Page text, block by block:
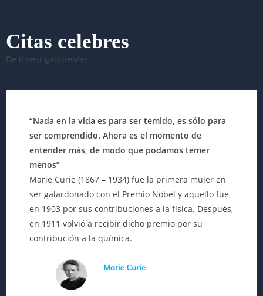
Citas celebres
De investigadores/as
“Nada en la vida es para ser temido, es sólo para
ser comprendido. Ahora es el momento de
entender más, de modo que podamos temer
menos”
Marie Curie (1867 – 1934) fue la primera mujer en
ser galardonado con el Premio Nobel y aquello fue
en 1903 por sus contribuciones a la física. Después,
en 1911 volvió a recibir dicho premio por su
contribución a la química.